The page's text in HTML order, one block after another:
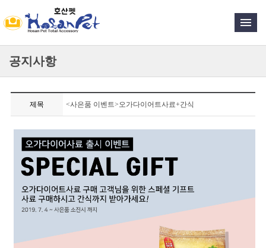
공지사항
제목 <사은품 이벤트>오가다이어트사료+간식